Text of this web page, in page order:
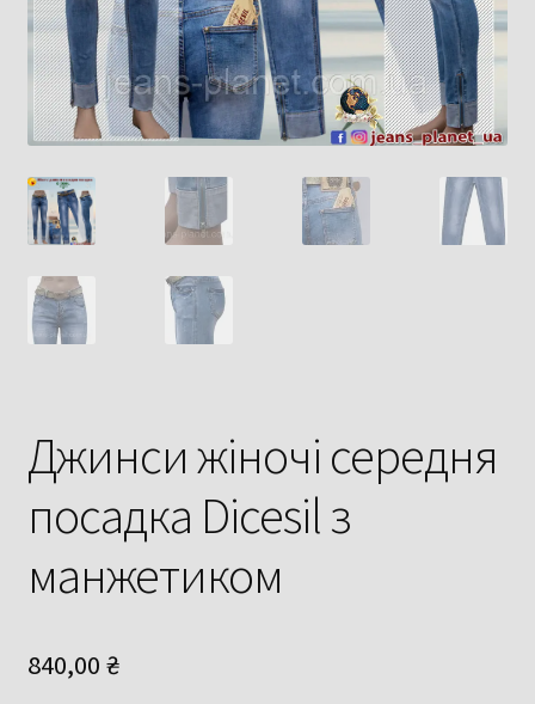
Джинси жіночі середня
посадка Dicesil з
манжетиком
840,00 ₴